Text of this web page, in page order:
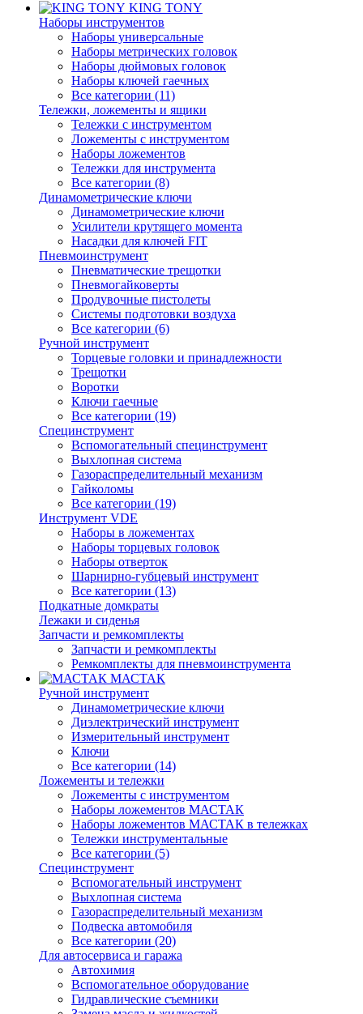
KING TONY
Наборы инструментов
Наборы универсальные
Наборы метрических головок
Наборы дюймовых головок
Наборы ключей гаечных
Все категории (11)
Тележки, ложементы и ящики
Тележки с инструментом
Ложементы с инструментом
Наборы ложементов
Тележки для инструмента
Все категории (8)
Динамометрические ключи
Динамометрические ключи
Усилители крутящего момента
Насадки для ключей FIT
Пневмоинструмент
Пневматические трещотки
Пневмогайковерты
Продувочные пистолеты
Системы подготовки воздуха
Все категории (6)
Ручной инструмент
Торцевые головки и принадлежности
Трещотки
Воротки
Ключи гаечные
Все категории (19)
Специнструмент
Вспомогательный специнструмент
Выхлопная система
Газораспределительный механизм
Гайколомы
Все категории (19)
Инструмент VDE
Наборы в ложементах
Наборы торцевых головок
Наборы отверток
Шарнирно-губцевый инструмент
Все категории (13)
Подкатные домкраты
Лежаки и сиденья
Запчасти и ремкомплекты
Запчасти и ремкомплекты
Ремкомплекты для пневмоинструмента
МАСТАК
Ручной инструмент
Динамометрические ключи
Диэлектрический инструмент
Измерительный инструмент
Ключи
Все категории (14)
Ложементы и тележки
Ложементы с инструментом
Наборы ложементов МАСТАК
Наборы ложементов МАСТАК в тележках
Тележки инструментальные
Все категории (5)
Специнструмент
Вспомогательный инструмент
Выхлопная система
Газораспределительный механизм
Подвеска автомобиля
Все категории (20)
Для автосервиса и гаража
Автохимия
Вспомогательное оборудование
Гидравлические съемники